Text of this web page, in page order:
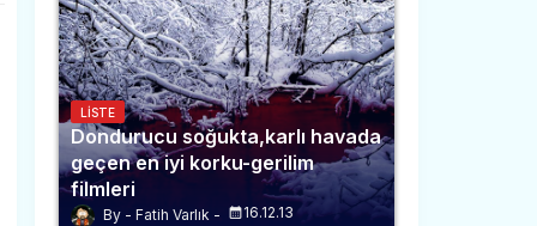
LISTE
Dondurucu soğukta,karlı havada
geçen en iyi korku-gerilim
filmleri
Fatih Varlık 16.12.13